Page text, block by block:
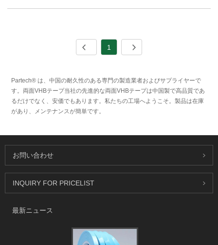
1
Partech® は、中国の耐久性のある専門の製造業者およびサプライヤーで
す。両面VHBテープ当社の先進的な両面VHBテープは中国製で高品質であ
るだけでなく、安価でもあります。私たちの工場へようこそ。製品は在庫
があり、メンテナンスが簡単です。
お問い合わせ
INQUIRY FOR PRICELIST
最新ニュース